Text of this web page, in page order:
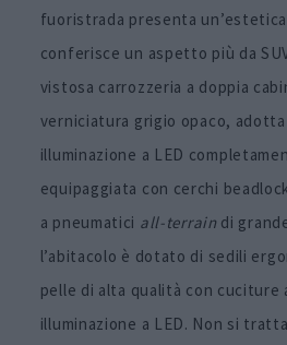
fuoristrada presenta
conferisce un aspetto più da
vistosa carrozzeria a doppia
verniciatura grigio opaco,
illuminazione a LED
equipaggiata con cerchi
a pneumatici all-terrain di
l’abitacolo è dotato di sedili
pelle di alta qualità con cuciture
illuminazione a LED. Non si